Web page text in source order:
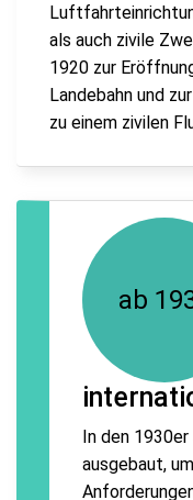
als auch zivile
1920 zur
Landebahn und
zu einem zivilen
ab
In den
ausgebaut,